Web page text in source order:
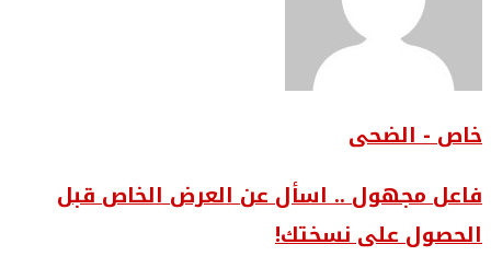
خاص - الضحى
فاعل مجهول .. اسأل عن العرض الخاص قبل
الحصول على نسختك!